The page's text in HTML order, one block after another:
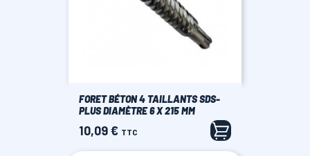
FORET BÉTON 4 TAILLANTS SDS-
PLUS DIAMÈTRE 6 X 215 MM
Prix
10,09 € TTC